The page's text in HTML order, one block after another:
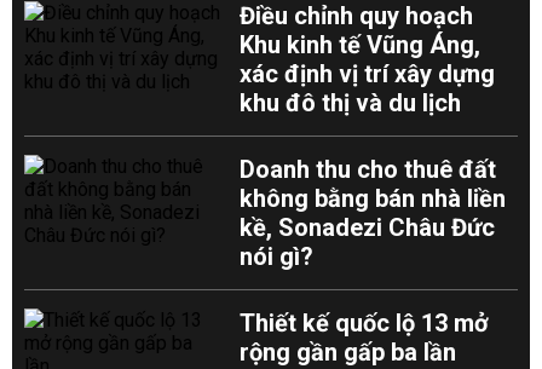
Điều chỉnh quy hoạch
Khu kinh tế Vũng Áng,
xác định vị trí xây dựng
khu đô thị và du lịch
Doanh thu cho thuê đất
không bằng bán nhà liền
kề, Sonadezi Châu Đức
nói gì?
Thiết kế quốc lộ 13 mở
rộng gần gấp ba lần